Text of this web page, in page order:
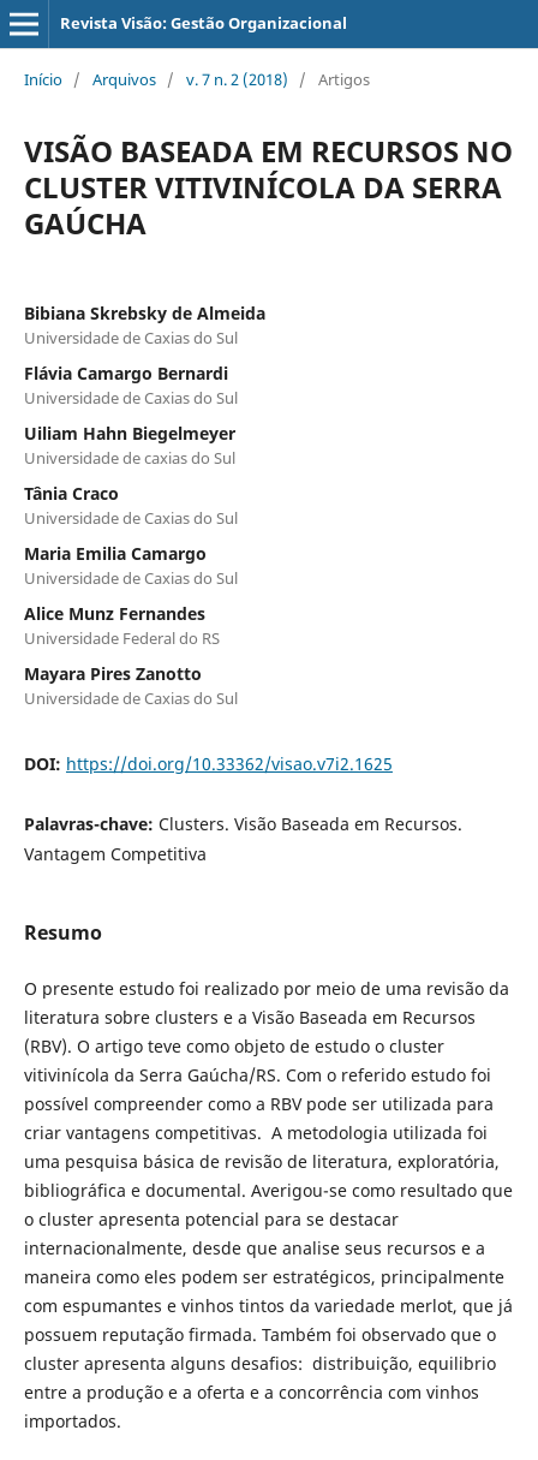
Revista Visão: Gestão Organizacional
Início / Arquivos / v. 7 n. 2 (2018) / Artigos
VISÃO BASEADA EM RECURSOS NO
CLUSTER VITIVINÍCOLA DA SERRA
GAÚCHA
Bibiana Skrebsky de Almeida
Universidade de Caxias do Sul
Flávia Camargo Bernardi
Universidade de Caxias do Sul
Uiliam Hahn Biegelmeyer
Universidade de caxias do Sul
Tânia Craco
Universidade de Caxias do Sul
Maria Emilia Camargo
Universidade de Caxias do Sul
Alice Munz Fernandes
Universidade Federal do RS
Mayara Pires Zanotto
Universidade de Caxias do Sul
DOI: https://doi.org/10.33362/visao.v7i2.1625
Palavras-chave: Clusters. Visão Baseada em Recursos.
Vantagem Competitiva
Resumo
O presente estudo foi realizado por meio de uma revisão da
literatura sobre clusters e a Visão Baseada em Recursos
(RBV). O artigo teve como objeto de estudo o cluster
vitivinícola da Serra Gaúcha/RS. Com o referido estudo foi
possível compreender como a RBV pode ser utilizada para
criar vantagens competitivas. A metodologia utilizada foi
uma pesquisa básica de revisão de literatura, exploratória,
bibliográfica e documental. Averigou-se como resultado que
o cluster apresenta potencial para se destacar
internacionalmente, desde que analise seus recursos e a
maneira como eles podem ser estratégicos, principalmente
com espumantes e vinhos tintos da variedade merlot, que já
possuem reputação firmada. Também foi observado que o
cluster apresenta alguns desafios: distribuição, equilibrio
entre a produção e a oferta e a concorrência com vinhos
importados.